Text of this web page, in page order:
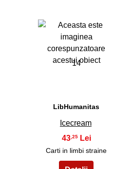
14
LibHumanitas
Icecream
43,25
Carti in limbi straine